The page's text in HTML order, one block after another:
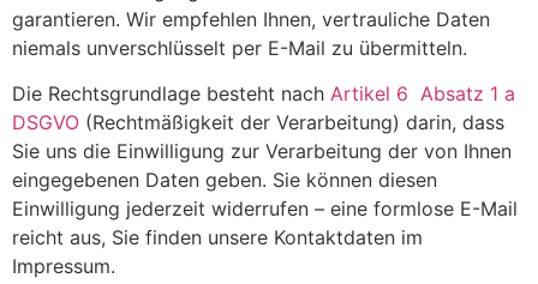
garantieren. Wir empfehlen Ihnen, vertrauliche Daten
niemals unverschlüsselt per E-Mail zu übermitteln.
Die Rechtsgrundlage besteht nach Artikel 6 Absatz 1 a
DSGVO (Rechtmäßigkeit der Verarbeitung) darin, dass
Sie uns die Einwilligung zur Verarbeitung der von Ihnen
eingegebenen Daten geben. Sie können diesen
Einwilligung jederzeit widerrufen – eine formlose E-Mail
reicht aus, Sie finden unsere Kontaktdaten im
Impressum.